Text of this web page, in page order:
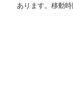
あります。移動